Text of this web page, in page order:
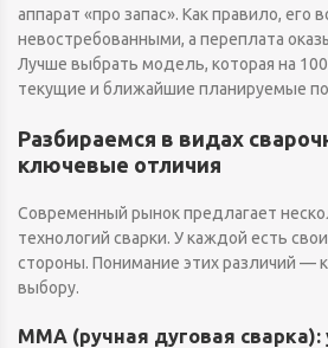
аппарат «про запас». Как правило, его
невостребованными, а переплата
Лучше выбрать модель, которая на
текущие и ближайшие планируемые
Разбираемся в видах
ключевые отличия
Современный рынок предлагает
технологий сварки. У каждой есть
стороны. Понимание этих различий —
выбору.
MMA (ручная дуговая